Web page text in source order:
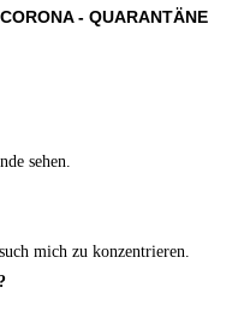
- QUARANTÄNE
sehen.
mich zu konzentrieren.